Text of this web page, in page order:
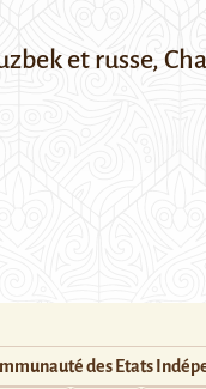
et russe,
des Etats